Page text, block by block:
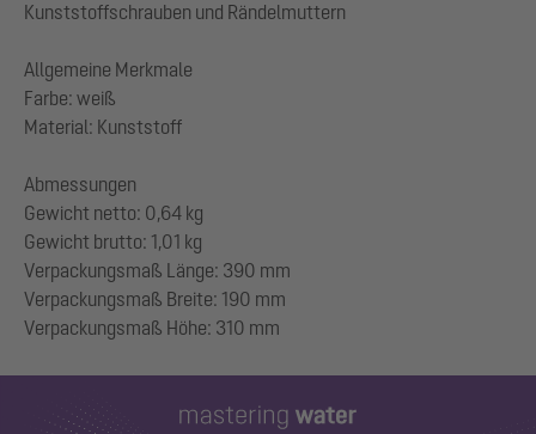
Kunststoffschrauben und Rändelmuttern
Allgemeine Merkmale
Farbe: weiß
Material: Kunststoff
Abmessungen
Gewicht netto: 0,64 kg
Gewicht brutto: 1,01 kg
Verpackungsmaß Länge: 390 mm
Verpackungsmaß Breite: 190 mm